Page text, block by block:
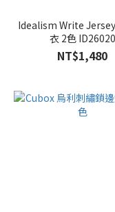
Idealism Write
衣 2色 ID26020
NT$1,480